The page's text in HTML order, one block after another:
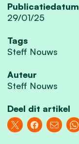
Publicatiedatum
29/01/25
Tags
Steff Nouws
Auteur
Steff Nouws
Deel dit artikel